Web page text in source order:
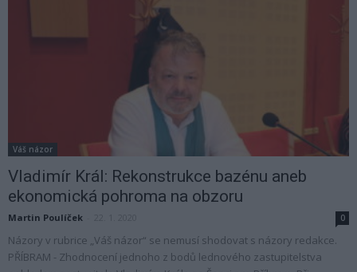
Váš názor
Vladimír Král: Rekonstrukce bazénu aneb
ekonomická pohroma na obzoru
Martin Poulíček 0
Názory v rubrice „Váš názor“ se nemusí shodovat s názory redakce.
PŘÍBRAM - Zhodnocení jednoho z bodů lednového zastupitelstva